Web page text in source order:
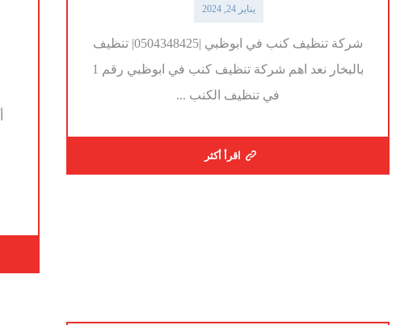
يناير 24, 2024
شركة تنظيف كنب في ابوظبي |0504348425| تنظيف
بالبخار نعد اهم شركة تنظيف كنب في ابوظبي رقم 1
في تنظيف الكنب ...
اقرأ أكثر